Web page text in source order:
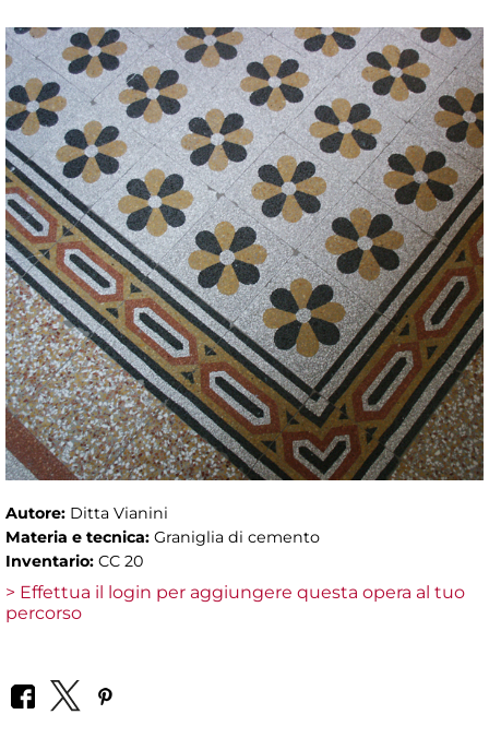
Autore: Ditta Vianini
Materia e tecnica: Graniglia di cemento
Inventario: CC 20
> Effettua il login per aggiungere questa opera al tuo
percorso